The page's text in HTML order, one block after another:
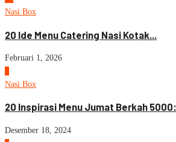
Nasi Box
20 Ide Menu Catering Nasi Kotak...
Februari 1, 2026
Nasi Box
20 Inspirasi Menu Jumat Berkah
Desember 18, 2024